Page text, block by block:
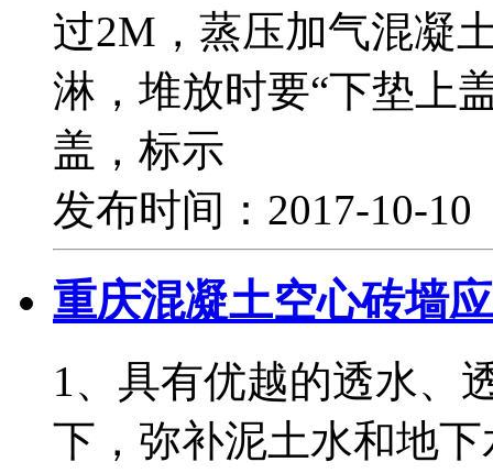
过2M，蒸压加气混凝
淋，堆放时要“下垫上
盖，标示
发布时间：2017-10-
重庆混凝土空心砖墙
1、具有优越的透水、
下，弥补泥土水和地